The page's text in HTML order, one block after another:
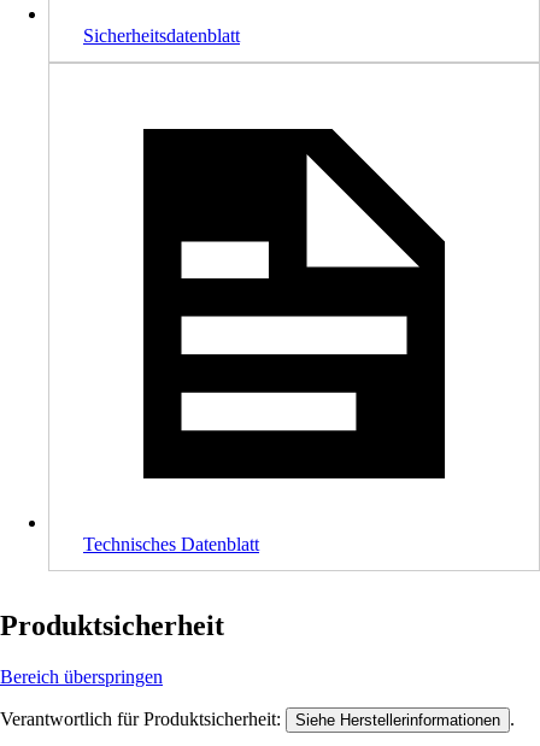
Sicherheitsdatenblatt
Technisches Datenblatt
Produktsicherheit
Bereich überspringen
Verantwortlich für Produktsicherheit: Siehe Herstellerinformationen .